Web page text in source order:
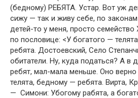
(бедному) РЕБЯТА. Устар. Вот уж
сижу — так и живу себе, по
детей-то у меня, просто
по пословице: <У богатого —
ребята. Достоевский, Село
обитатели. Ну, куда податься? А в
ребят, мал-мала меньше. Оно
телята, бедному — ребята. Вирта,
— Симони: Убогому рабята, а